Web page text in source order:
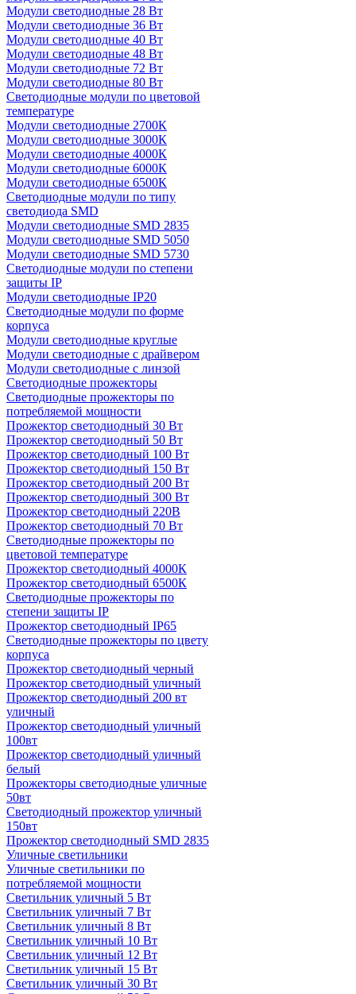
Модули светодиодные 28 Вт
Модули светодиодные 36 Вт
Модули светодиодные 40 Вт
Модули светодиодные 48 Вт
Модули светодиодные 72 Вт
Модули светодиодные 80 Вт
Светодиодные модули по цветовой
температуре
Модули светодиодные 2700К
Модули светодиодные 3000К
Модули светодиодные 4000К
Модули светодиодные 6000К
Модули светодиодные 6500К
Светодиодные модули по типу
светодиода SMD
Модули светодиодные SMD 2835
Модули светодиодные SMD 5050
Модули светодиодные SMD 5730
Светодиодные модули по степени
защиты IP
Модули светодиодные IP20
Светодиодные модули по форме
корпуса
Модули светодиодные круглые
Модули светодиодные с драйвером
Модули светодиодные с линзой
Светодиодные прожекторы
Светодиодные прожекторы по
потребляемой мощности
Прожектор светодиодный 30 Вт
Прожектор светодиодный 50 Вт
Прожектор светодиодный 100 Вт
Прожектор светодиодный 150 Вт
Прожектор светодиодный 200 Вт
Прожектор светодиодный 300 Вт
Прожектор светодиодный 220В
Прожектор светодиодный 70 Вт
Светодиодные прожекторы по
цветовой температуре
Прожектор светодиодный 4000К
Прожектор светодиодный 6500К
Светодиодные прожекторы по
степени защиты IP
Прожектор светодиодный IP65
Светодиодные прожекторы по цвету
корпуса
Прожектор светодиодный черный
Прожектор светодиодный уличный
Прожектор светодиодный 200 вт
уличный
Прожектор светодиодный уличный
100вт
Прожектор светодиодный уличный
белый
Прожекторы светодиодные уличные
50вт
Светодиодный прожектор уличный
150вт
Прожектор светодиодный SMD 2835
Уличные светильники
Уличные светильники по
потребляемой мощности
Светильник уличный 5 Вт
Светильник уличный 7 Вт
Светильник уличный 8 Вт
Светильник уличный 10 Вт
Светильник уличный 12 Вт
Светильник уличный 15 Вт
Светильник уличный 30 Вт